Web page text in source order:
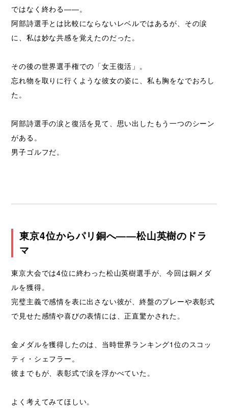
ではなく終わる――。
阿部詩選手とは比較にならないレベルではあるが、その涙
に、私は妙な共感を覚えたのだった。
その後の世界選手権での「女王復活」。
忘れ物を取りに行くような彼女の姿に、私も胸をなでおろし
た。
阿部詩選手の涙と復活を見て、思い出したもう一つのシーン
がある。
男子ゴルフだ。
東京4位からパリ銅へ――松山英樹のドラ
マ
東京大会では4位に終わった松山英樹選手が、今回は銅メダ
ルを獲得。
完璧主義で感情を表に出さない彼が、終盤のプレーや表彰式
で見せた感情や喜びの表情には、正直驚かされた。
金メダルを獲得したのは、当時世界ランキング1位のスコッ
ティ・シェフラー。
彼までもが、表彰式で涙を浮かべていた。
よく考えてみてほしい。